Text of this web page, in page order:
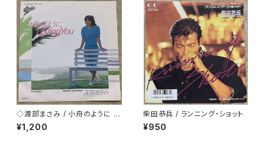
◇渡部まさみ / 小舟のように L
oving You
¥1,200
柴田恭兵 / ランニング・ショット
¥950